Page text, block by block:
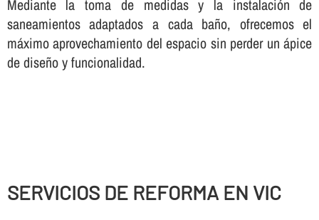
Mediante la toma de medidas y la instalación de
saneamientos adaptados a cada baño, ofrecemos el
máximo aprovechamiento del espacio sin perder un ápice
de diseño y funcionalidad.
SERVICIOS DE REFORMA EN VIC